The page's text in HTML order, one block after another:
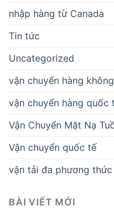
nhập hàng từ Canada
Tin tức
Uncategorized
vận chuyển hàng
vận chuyển hàng quốc
Vận Chuyển Mặt Nạ
Vận chuyển quốc tế
vận tải đa phương thức
BÀI VIẾT MỚI